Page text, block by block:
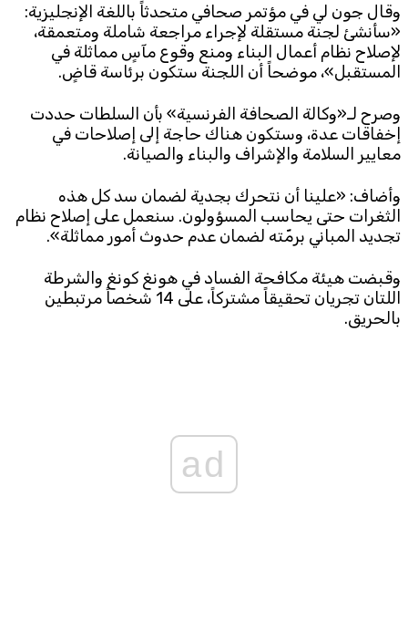
TTV
TTV Plus
Download the app
© 2025. All Rights Reserved. ByKoein
وقال جون لي في مؤتمر صحافي متحدثاً باللغة الإنجليزية:
«سأنشئ لجنة مستقلة لإجراء مراجعة شاملة ومتعمقة،
لإصلاح نظام أعمال البناء ومنع وقوع مآسٍ مماثلة في
المستقبل»، موضحاً أن اللجنة ستكون برئاسة قاضٍ.
وصرح لـ«وكالة الصحافة الفرنسية» بأن السلطات حددت
إخفاقات عدة، وستكون هناك حاجة إلى إصلاحات في
معايير السلامة والإشراف والبناء والصيانة.
وأضاف: «علينا أن نتحرك بجدية لضمان سد كل هذه
الثغرات حتى يحاسب المسؤولون. سنعمل على إصلاح نظام
تجديد المباني برمّته لضمان عدم حدوث أمور مماثلة».
وقبضت هيئة مكافحة الفساد في هونغ كونغ والشرطة
اللتان تجريان تحقيقاً مشتركاً، على 14 شخصاً مرتبطين
بالحريق.
ad